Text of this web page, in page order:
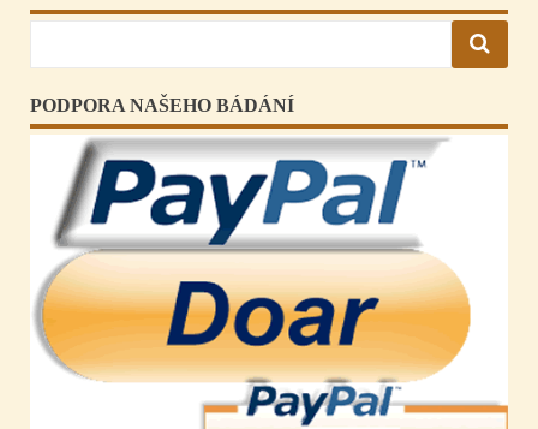
PODPORA NAŠEHO BÁDÁNÍ